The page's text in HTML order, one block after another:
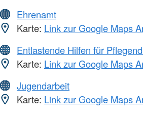
Ehrenamt
Karte: Link zur Google Maps
Entlastende Hilfen für
Karte: Link zur Google Maps
Jugendarbeit
Karte: Link zur Google Maps